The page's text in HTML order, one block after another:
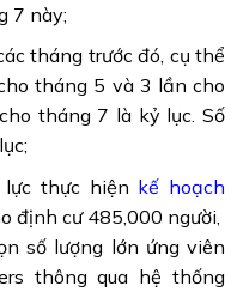
7 này;
tháng trước đó, cụ thể
tháng 5 và 3 lần cho
tháng 7 là kỷ lục. Số
thực hiện kế hoạch
định cư 485,000 người,
số lượng lớn ứng viên
thông qua hệ thống